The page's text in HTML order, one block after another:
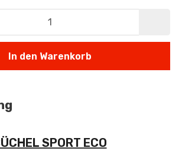
In den Warenkorb
SPORT ECO